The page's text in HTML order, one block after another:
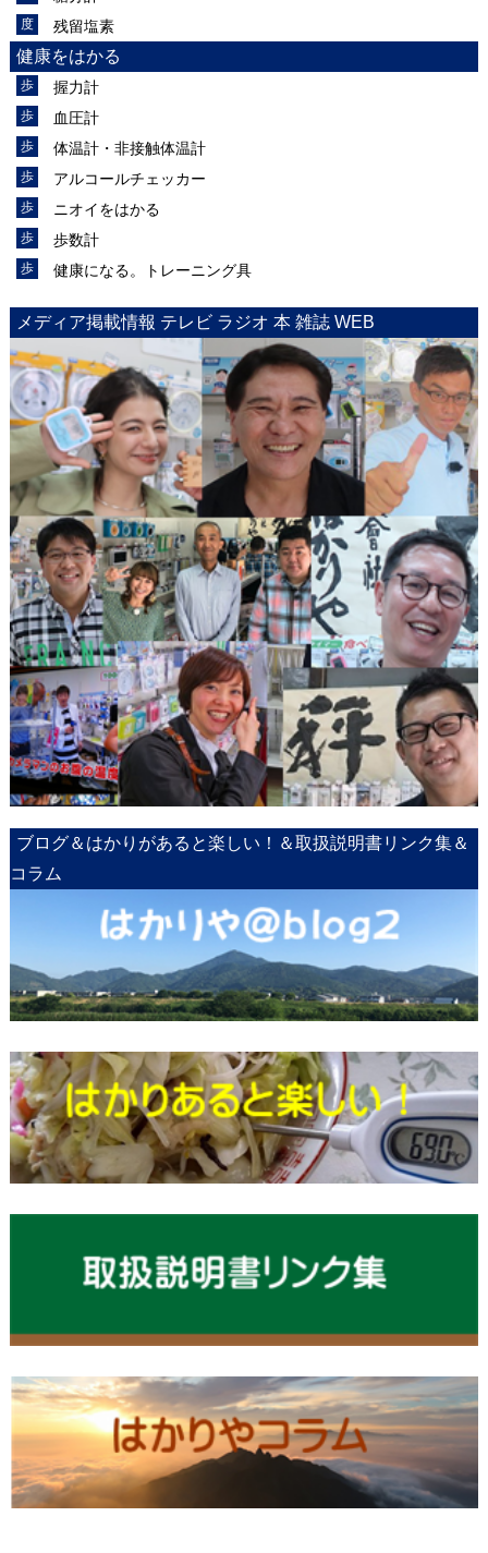
残留塩素
健康をはかる
握力計
血圧計
体温計・非接触体温計
アルコールチェッカー
ニオイをはかる
歩数計
健康になる。トレーニング具
メディア掲載情報 テレビ ラジオ 本 雑誌 WEB
ブログ＆はかりがあると楽しい！＆取扱説明書リンク集＆
コラム